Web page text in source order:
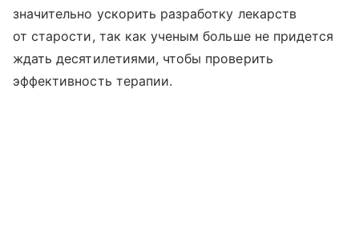
значительно ускорить разработку лекарств
от старости, так как ученым больше не придется
ждать десятилетиями, чтобы проверить
эффективность терапии.